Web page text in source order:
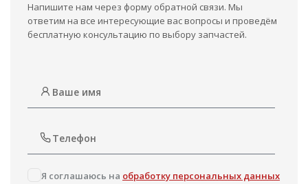
Напишите нам через форму обратной связи. Мы
ответим на все интересующие вас вопросы и проведём
бесплатную консультацию по выбору запчастей.
Я соглашаюсь на обработку персональных данных